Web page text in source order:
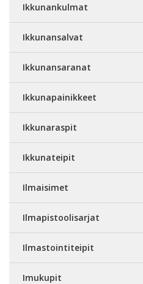
Ikkunankulmat
Ikkunansalvat
Ikkunansaranat
Ikkunapainikkeet
Ikkunaraspit
Ikkunateipit
Ilmaisimet
Ilmapistoolisarjat
Ilmastointiteipit
Imukupit